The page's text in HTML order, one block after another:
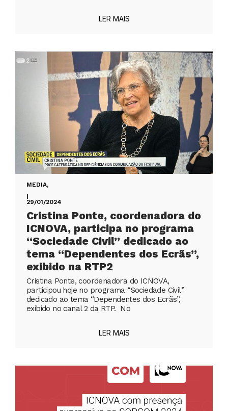
LER MAIS
MEDIA,
|
29/01/2024
Cristina Ponte, coordenadora do
ICNOVA, participa no programa
“Sociedade Civil” dedicado ao
tema “Dependentes dos Ecrãs”,
exibido na RTP2
Cristina Ponte, coordenadora do ICNOVA,
participou hoje no programa “Sociedade Civil”
dedicado ao tema “Dependentes dos Ecrãs”,
exibido no canal 2 da RTP. No
LER MAIS